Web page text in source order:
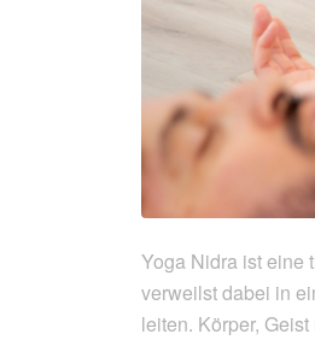
Yoga Nidra ist eine
verweilst dabei in
leiten. Körper,